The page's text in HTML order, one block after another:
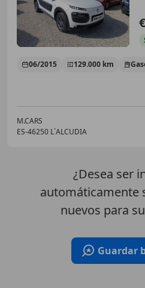
06/2015 129.000 km
M.CARS
ES-46250 L´ALCUDIA
¿Desea ser
automáticamente
nuevos para
Guardar